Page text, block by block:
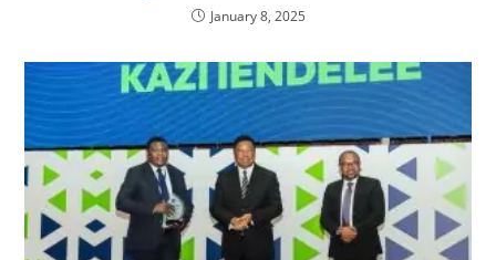
January 8, 2025